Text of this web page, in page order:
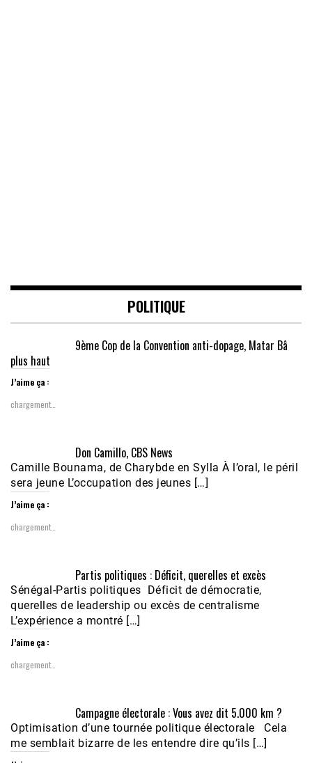
POLITIQUE
9ème Cop de la Convention anti-dopage, Matar Bâ
plus haut
J’aime ça :
chargement…
Don Camillo, CBS News
Camille Bounama, de Charybde en Sylla À l’oral, le péril
sera jeune L’occupation des jeunes […]
J’aime ça :
chargement…
Partis politiques : Déficit, querelles et excès
Sénégal-Partis politiques Déficit de démocratie,
querelles de leadership ou excès de centralisme
L’expérience a montré […]
J’aime ça :
chargement…
Campagne électorale : Vous avez dit 5.000 km ?
Optimisation d’une tournée politique électorale Cela
me semblait bizarre de les entendre dire qu’ils […]